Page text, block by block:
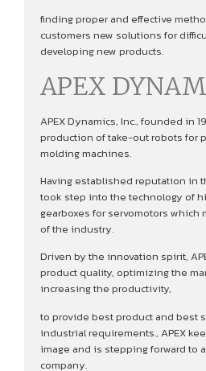
finding proper and effective
customers new solutions for
developing new products.
APEX
APEX Dynamics, Inc., founded in
production of take-out robots for
molding machines.
Having established reputation in
took step into the technology of
gearboxes for servomotors which
of the industry.
Driven by the innovation spirit,
product quality, optimizing the
increasing the productivity,
to provide best product and best
industrial requirements., APEX
image and is stepping forward to
company.